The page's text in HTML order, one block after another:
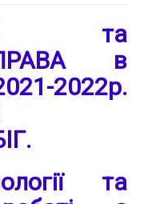
та
в
2022р.
та